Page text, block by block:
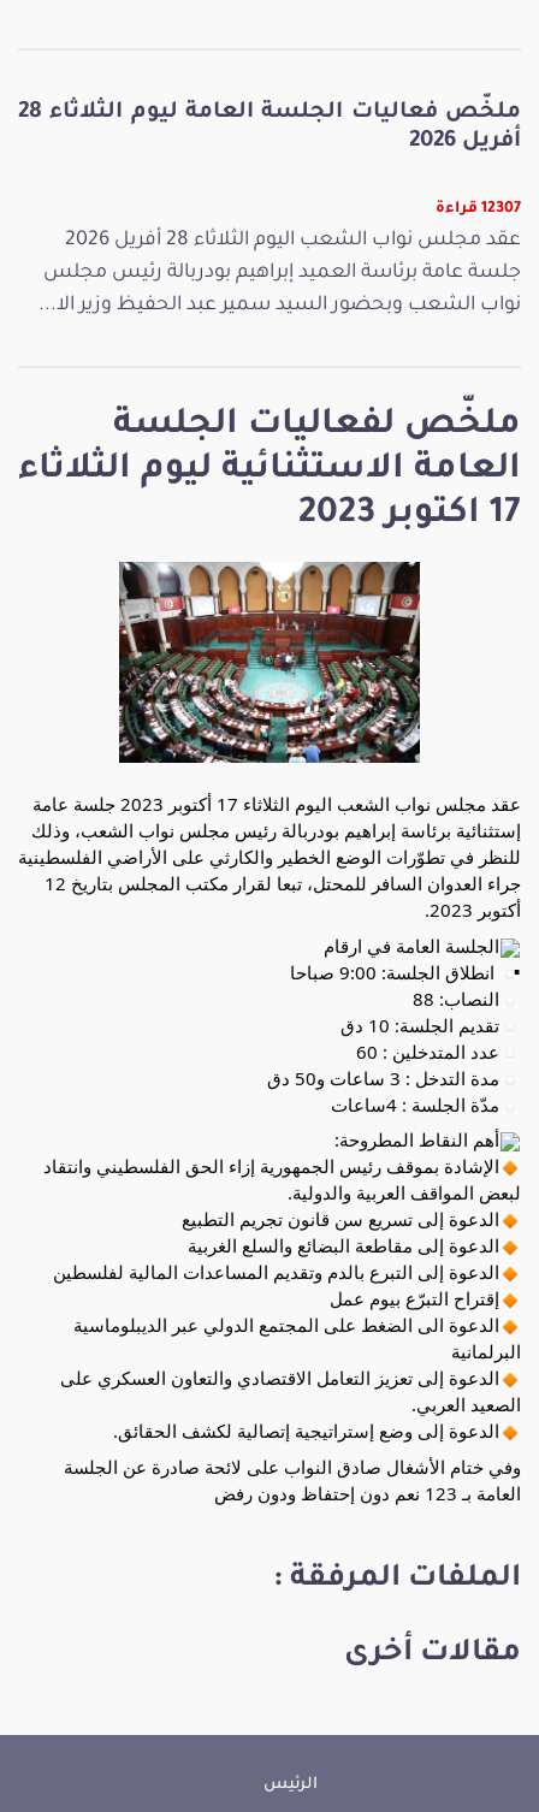
ملخّص لفعاليات الجلسة
العامة الاستثنائية ليوم الثلاثاء
17 اكتوبر 2023
عقد مجلس نواب الشعب اليوم الثلاثاء 17 أكتوبر 2023 جلسة عامة
إستثنائية برئاسة إبراهيم بودربالة رئيس مجلس نواب الشعب، وذلك
للنظر في تطوّرات الوضع الخطير والكارثي على الأراضي الفلسطينية
جراء العدوان السافر للمحتل، تبعا لقرار مكتب المجلس بتاريخ 12
أكتوبر 2023.
الجلسة العامة في ارقام
انطلاق الجلسة: 9:00 صباحا
النصاب: 88
تقديم الجلسة: 10 دق
عدد المتدخلين : 60
مدة التدخل : 3 ساعات و50 دق
مدّة الجلسة : 4ساعات
أهم النقاط المطروحة:
الإشادة بموقف رئيس الجمهورية إزاء الحق الفلسطيني وانتقاد
لبعض المواقف العربية والدولية.
الدعوة إلى تسريع سن قانون تجريم التطبيع
الدعوة إلى مقاطعة البضائع والسلع الغربية
الدعوة إلى التبرع بالدم وتقديم المساعدات المالية لفلسطين
إقتراح التبرّع بيوم عمل
الدعوة الى الضغط على المجتمع الدولي عبر الديبلوماسية
البرلمانية
الدعوة إلى تعزيز التعامل الاقتصادي والتعاون العسكري على
الصعيد العربي.
الدعوة إلى وضع إستراتيجية إتصالية لكشف الحقائق.
وفي ختام الأشغال صادق النواب على لائحة صادرة عن الجلسة
العامة بـ 123 نعم دون إحتفاظ ودون رفض
الملفات المرفقة :
مقالات أخرى
ملخّص فعاليات الجلسة العامة ليوم الثلاثاء 28
أفريل 2026
12307 قراءة
عقد مجلس نواب الشعب اليوم الثلاثاء 28 أفريل 2026
جلسة عامة برئاسة العميد إبراهيم بودربالة رئيس مجلس
نواب الشعب وبحضور السيد سمير عبد الحفيظ وزير الا...
الرئيس